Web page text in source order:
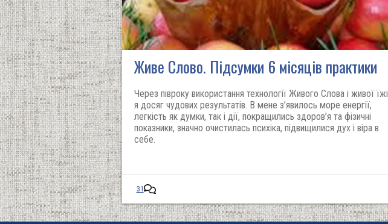
Живе Слово. Підсумки 6 місяців практики
Через півроку використання технології Живого Слова і живої їжі
я досяг чудових результатів. В мене з’явилось море енергії,
легкість як думки, так і дії, покращились здоров’я та фізичні
показники, значно очистилась психіка, підвищилися дух і віра в
себе.
31